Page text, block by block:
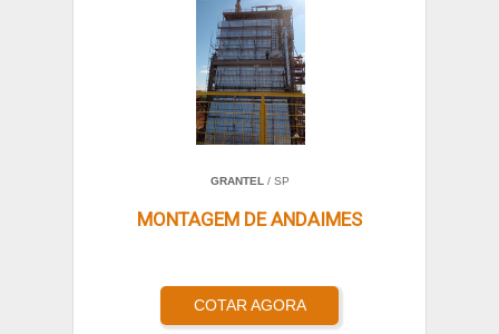
GRANTEL / SP
MONTAGEM DE ANDAIMES
COTAR AGORA